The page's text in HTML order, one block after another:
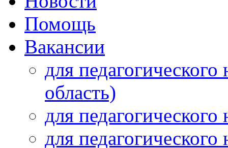
Помощь
Вакансии
для
область)
для
для